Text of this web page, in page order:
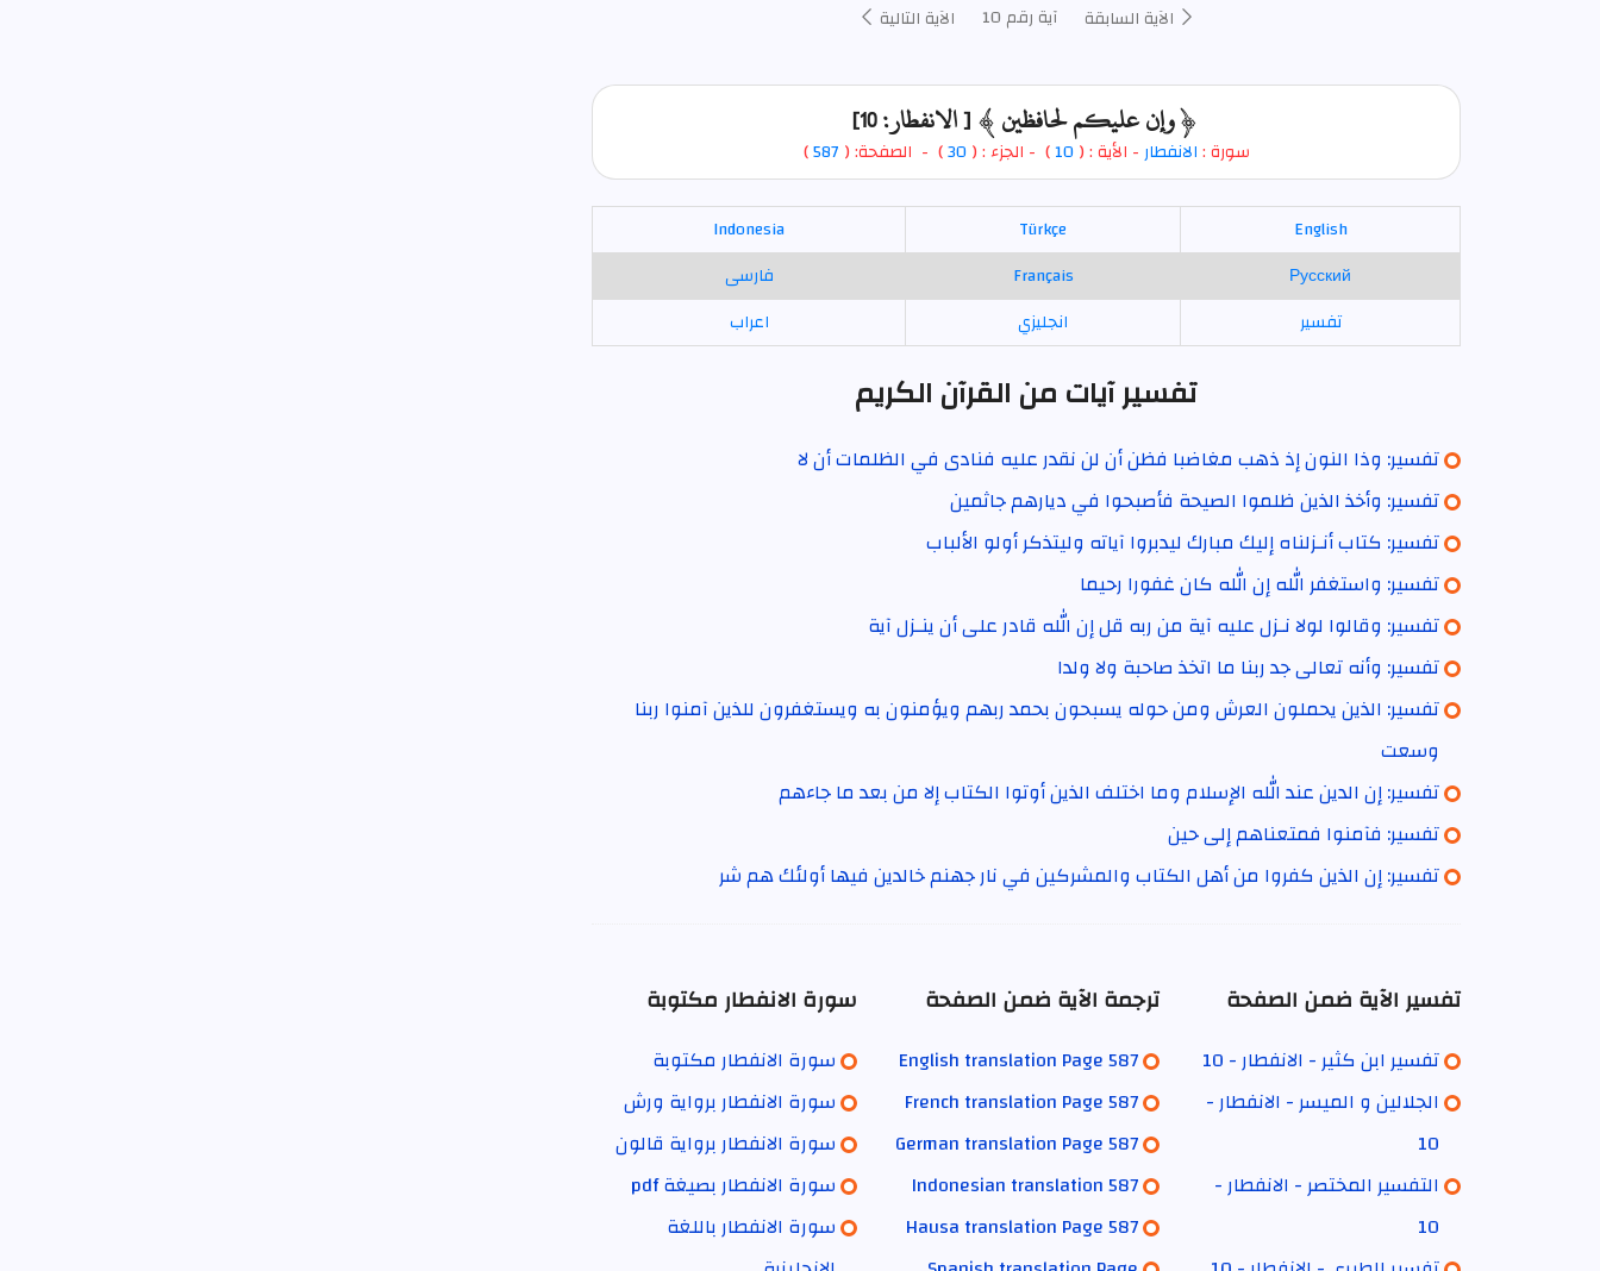
الآية السابقة آية رقم 10 الآية التالية
﴿ وإن عليكم لحافظين ﴾ [ الانفطار: 10]
سورة :الانفطار- الأية : (10
) - الجزء : (30) - الصفحة: ( 587
)
English
Türkçe
Indonesia
Русский
Français
فارسی
تفسير
انجليزي اعراب
تفسير آيات من القرآن الكريم
تفسير: وذا النون إذ ذهب مغاضبا فظن أن لن نقدر عليه فنادى في الظلمات أن لا
تفسير: وأخذ الذين ظلموا الصيحة فأصبحوا في ديارهم جاثمين
تفسير: كتاب أنـزلناه إليك مبارك ليدبروا آياته وليتذكر أولو الألباب
تفسير: واستغفر الله إن الله كان غفورا رحيما
تفسير: وقالوا لولا نـزل عليه آية من ربه قل إن الله قادر على أن ينـزل آية
تفسير: وأنه تعالى جد ربنا ما اتخذ صاحبة ولا ولدا
تفسير: الذين يحملون العرش ومن حوله يسبحون بحمد ربهم ويؤمنون به ويستغفرون للذين آمنوا ربنا
وسعت
تفسير: إن الدين عند الله الإسلام وما اختلف الذين أوتوا الكتاب إلا من بعد ما جاءهم
تفسير: فآمنوا فمتعناهم إلى حين
تفسير: إن الذين كفروا من أهل الكتاب والمشركين في نار جهنم خالدين فيها أولئك هم شر
تفسير الآية ضمن الصفحة
تفسير ابن كثير - الانفطار - 10
الجلالين و الميسر - الانفطار -
10
التفسير المختصر - الانفطار -
10
ترجمة الآية ضمن الصفحة
English translation Page 587
French translation Page 587
German translation Page 587
Indonesian translation 587
Hausa translation Page 587
سورة الانفطار مكتوبة
سورة الانفطار مكتوبة
سورة الانفطار برواية ورش
سورة الانفطار برواية قالون
سورة الانفطار بصيغة pdf
سورة الانفطار باللغة